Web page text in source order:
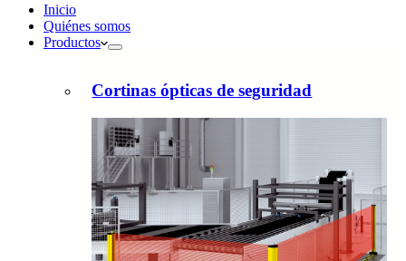
Inicio
Quiénes somos
Productos
Cortinas ópticas de seguridad